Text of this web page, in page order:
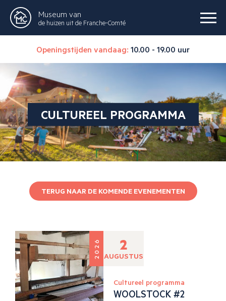
Museum van
de huizen uit de Franche-Comté
Openingstijden vandaag: 10.00 - 19.00 uur
CULTUREEL PROGRAMMA
TERUG NAAR DE KOMENDE EVENEMENTEN
2026 2
AUGUSTUS
Cultureel programma
WOOLSTOCK #2